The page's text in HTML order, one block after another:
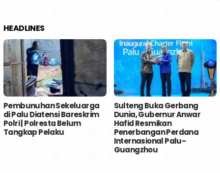
HEADLINES
Pembunuhan Sekeluarga
di Palu Diatensi Bareskrim
Polri | Polresta Belum
Tangkap Pelaku
Sulteng Buka Gerbang
Dunia, Gubernur Anwar
Hafid Resmikan
Penerbangan Perdana
Internasional Palu-
Guangzhou